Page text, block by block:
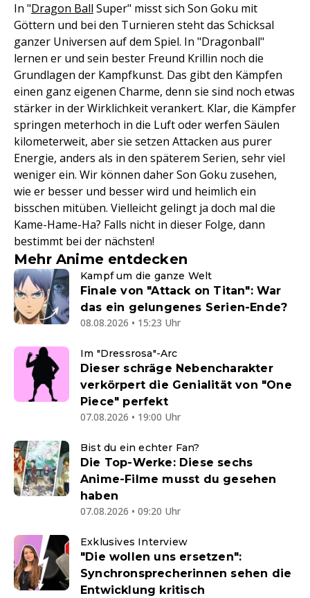
In "Dragon Ball Super" misst sich Son Goku mit
Göttern und bei den Turnieren steht das Schicksal
ganzer Universen auf dem Spiel. In "Dragonball"
lernen er und sein bester Freund Krillin noch die
Grundlagen der Kampfkunst. Das gibt den Kämpfen
einen ganz eigenen Charme, denn sie sind noch etwas
stärker in der Wirklichkeit verankert. Klar, die Kämpfer
springen meterhoch in die Luft oder werfen Säulen
kilometerweit, aber sie setzen Attacken aus purer
Energie, anders als in den späterem Serien, sehr viel
weniger ein. Wir können daher Son Goku zusehen,
wie er besser und besser wird und heimlich ein
bisschen mitüben. Vielleicht gelingt ja doch mal die
Kame-Hame-Ha? Falls nicht in dieser Folge, dann
bestimmt bei der nächsten!
Mehr Anime entdecken
Kampf um die ganze Welt
Finale von "Attack on Titan": War
das ein gelungenes Serien-Ende?
08.08.2026 • 15:23 Uhr
Im "Dressrosa"-Arc
Dieser schräge Nebencharakter
verkörpert die Genialität von "One
Piece" perfekt
07.08.2026 • 19:00 Uhr
Bist du ein echter Fan?
Die Top-Werke: Diese sechs
Anime-Filme musst du gesehen
haben
07.08.2026 • 09:20 Uhr
Exklusives Interview
"Die wollen uns ersetzen":
Synchronsprecherinnen sehen die
Entwicklung kritisch